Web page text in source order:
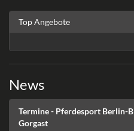
Top Angebote
News
Termine - Pferdesport Berlin-
Gorgast